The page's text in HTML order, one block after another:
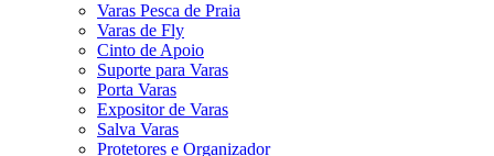
Varas Pesca de Praia
Varas de Fly
Cinto de Apoio
Suporte para Varas
Porta Varas
Expositor de Varas
Salva Varas
Protetores e Organizador